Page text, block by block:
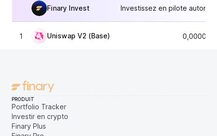
Finary Invest Investissez en pilote
1 Uniswap V2 (Base)
PRODUIT
Portfolio Tracker
Investir en crypto
Finary Plus